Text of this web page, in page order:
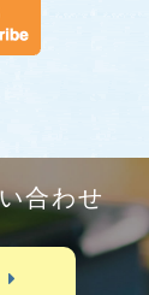
合わせ